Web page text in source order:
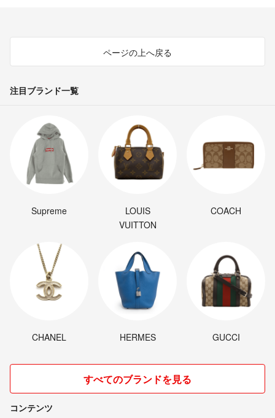
ページの上へ戻る
注目ブランド一覧
Supreme
LOUIS
VUITTON
COACH
CHANEL HERMES GUCCI
すべてのブランドを見る
コンテンツ